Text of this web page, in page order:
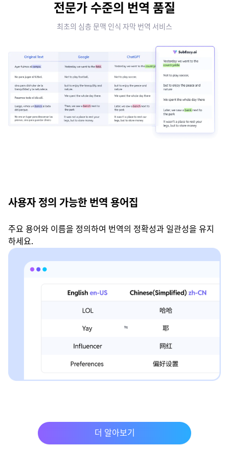
전문가 수준의 번역 품질
최초의 심층 문맥 인식 자막 번역 서비스
사용자 정의 가능한 번역 용어집
주요 용어와 이름을 정의하여 번역의 정확성과 일관성을 유지
하세요.
더 알아보기